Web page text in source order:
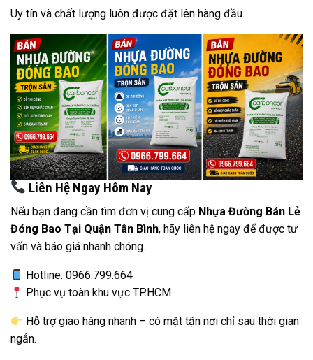
Uy tín và chất lượng luôn được đặt lên hàng đầu.
Liên Hệ Ngay Hôm Nay
Nếu bạn đang cần tìm đơn vị cung cấp Nhựa Đường Bán Lẻ
Đóng Bao Tại Quận Tân Bình, hãy liên hệ ngay để được tư
vấn và báo giá nhanh chóng.
Hotline: 0966.799.664
Phục vụ toàn khu vực TP.HCM
Hỗ trợ giao hàng nhanh – có mặt tận nơi chỉ sau thời gian
ngắn.